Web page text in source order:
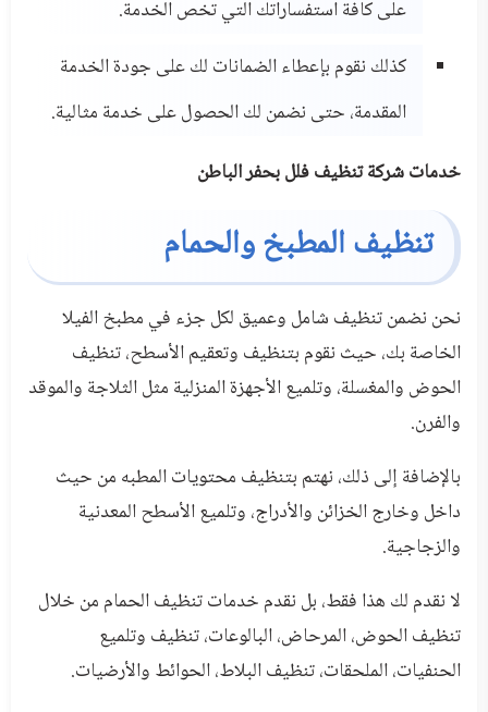
على كافة استفساراتك التي تخص الخدمة.
كذلك نقوم بإعطاء الضمانات لك على جودة الخدمة
المقدمة، حتى نضمن لك الحصول على خدمة مثالية.
خدمات شركة تنظيف فلل بحفر الباطن
تنظيف المطبخ والحمام
نحن نضمن تنظيف شامل وعميق لكل جزء في مطبخ الفيلا
الخاصة بك، حيث نقوم بتنظيف وتعقيم الأسطح، تنظيف
الحوض والمغسلة، وتلميع الأجهزة المنزلية مثل الثلاجة والموقد
والفرن.
بالإضافة إلى ذلك، نهتم بتنظيف محتويات المطبه من حيث
داخل وخارج الخزائن والأدراج، وتلميع الأسطح المعدنية
والزجاجية.
لا نقدم لك هذا فقط، بل نقدم خدمات تنظيف الحمام من خلال
تنظيف الحوض، المرحاض، البالوعات، تنظيف وتلميع
الحنفيات، الملحقات، تنظيف البلاط، الحوائط والأرضيات.